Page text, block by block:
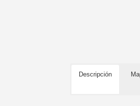
Descripción